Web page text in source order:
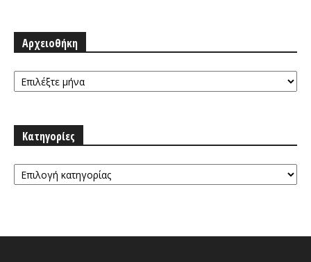
Αρχειοθήκη
Αρχειοθήκη
Κατηγορίες
Κατηγορίες